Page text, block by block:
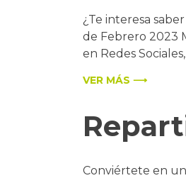
¿Te interesa
de Febrero 2023
en Redes
VER MÁS ⟶
Conviértete en